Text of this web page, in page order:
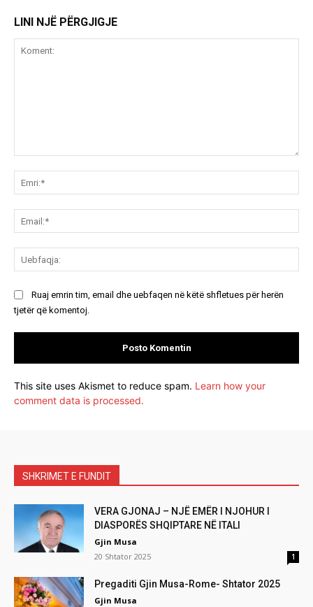
LINI NJË PËRGJIGJE
Ruaj emrin tim, email dhe uebfaqen në këtë shfletues për herën
tjetër që komentoj.
This site uses Akismet to reduce spam. Learn how your
comment data is processed.
SHKRIMET E FUNDIT
VERA GJONAJ – NJË EMËR I NJOHUR I
DIASPORËS SHQIPTARE NË ITALI
Gjin Musa
20 Shtator 2025
1
Pregaditi Gjin Musa-Rome- Shtator 2025
Gjin Musa